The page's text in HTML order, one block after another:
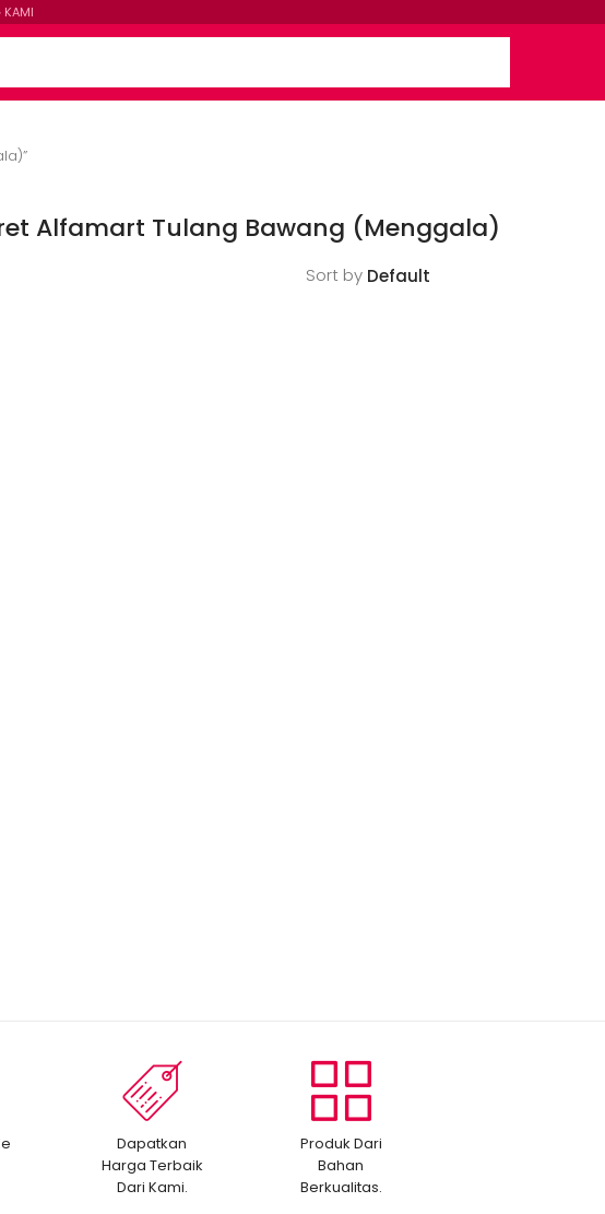
KAMI
Alfamart Tulang Bawang (Menggala)
Sort by
Dapatkan
Harga Terbaik
Dari Kami.
Produk Dari
Bahan
Berkualitas.